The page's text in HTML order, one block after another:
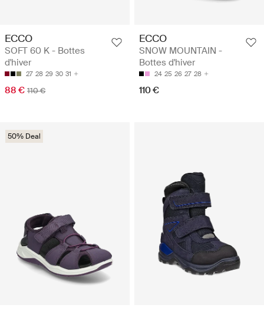
ECCO
SOFT 60 K - Bottes
d'hiver
27 28 29 30 31
88 € 110 €
ECCO
SNOW MOUNTAIN -
Bottes d'hiver
24 25 26 27 28
110 €
50% Deal